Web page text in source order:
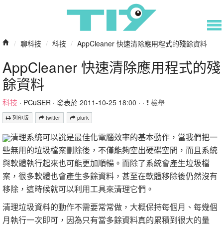
/ 聊科技 / 科技 / AppCleaner 快速清除應用程式的殘餘資料
AppCleaner 快速清除應用程式的殘
餘資料
科技 · PCuSER · 發表於 2011-10-25 18:00 · · 檢舉
列印版 twitter plurk
清理系統可以說是最佳化電腦效率的基本動作，當我們把一
些無用的垃圾檔案刪除後，不僅能夠空出硬碟空間，而且系統
與軟體執行起來也可能更加順暢。而除了系統會產生垃圾檔
案，很多軟體也會產生多餘資料，甚至在軟體移除後仍然沒有
移除，這時候就可以利用工具來清理它們。
清理垃圾資料的動作不需要常常做，大概保持每個月、每幾個
月執行一次即可，因為只有當多餘資料真的累積到很大的量